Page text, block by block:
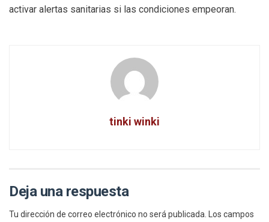
activar alertas sanitarias si las condiciones empeoran.
tinki winki
Deja una respuesta
Tu dirección de correo electrónico no será publicada. Los campos